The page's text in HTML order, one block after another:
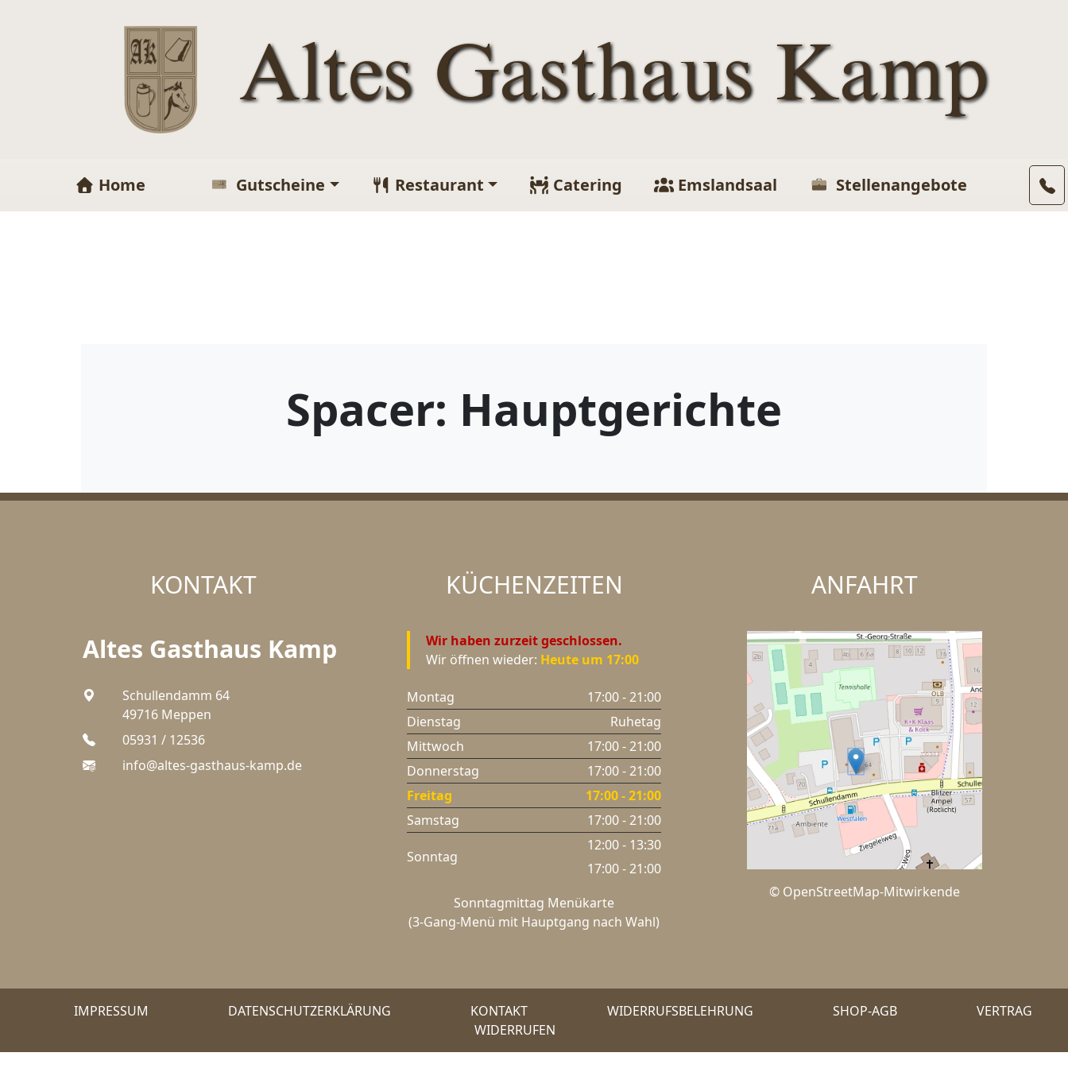
Altes Gasthaus Kamp
Home Gutscheine Restaurant Catering Emslandsaal Stellenangebote
Spacer: Hauptgerichte
KONTAKT
Altes Gasthaus Kamp
Schullendamm 64
49716 Meppen
05931 / 12536
info@altes-gasthaus-kamp.de
KÜCHENZEITEN
Wir haben zurzeit geschlossen.
Wir öffnen wieder: Heute um 17:00
Montag
17:00 - 21:00
Dienstag
Ruhetag
Mittwoch
17:00 - 21:00
Donnerstag
17:00 - 21:00
Freitag
17:00 - 21:00
Samstag
17:00 - 21:00
Sonntag
12:00 - 13:30
17:00 - 21:00
Sonntagmittag Menükarte
(3-Gang-Menü mit Hauptgang nach Wahl)
ANFAHRT
© OpenStreetMap-Mitwirkende
IMPRESSUM DATENSCHUTZERKLÄRUNG KONTAKT WIDERRUFSBELEHRUNG SHOP-AGB
VERTRAG
WIDERRUFEN